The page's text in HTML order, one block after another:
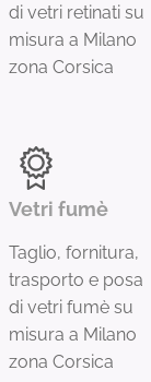
di vetri retinati su
misura a Milano
zona Corsica
Vetri fumè
Taglio, fornitura,
trasporto e posa
di vetri fumè su
misura a Milano
zona Corsica